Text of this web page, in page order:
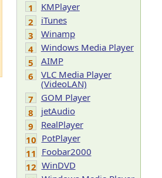
1
KMPlayer
2
iTunes
3
Winamp
4
Windows Media Player
5
AIMP
6
VLC Media Player
(VideoLAN)
7
GOM Player
8
jetAudio
9
RealPlayer
10 PotPlayer
11 Foobar2000
12 WinDVD